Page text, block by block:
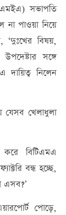
সভাপতি
না পাওয়া নিয়ে
‘দুঃখের বিষয়,
সঙ্গে
নিলেন
খেলাধুলা
বিটিএমএ
বন্ধ হচ্ছে,
এসব?’
পোড়ে,